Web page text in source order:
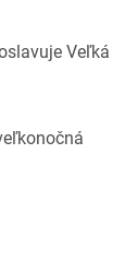
Veľká